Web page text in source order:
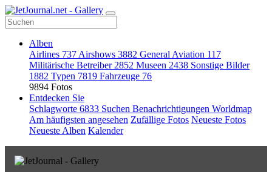
Alben
Airlines 737 Airshows 3882 General Aviation 117
Militärische Betreiber 2852 Museen 2438 Sonstige Bilder
1882 Typen 7819 Fahrzeuge 76
9894 Fotos
Entdecken Sie
Schlagworte 6833 Suchen Benachrichtigungen Worldmap
Am häufigsten angesehen Zufällige Fotos Neueste Fotos
Neueste Alben Kalender